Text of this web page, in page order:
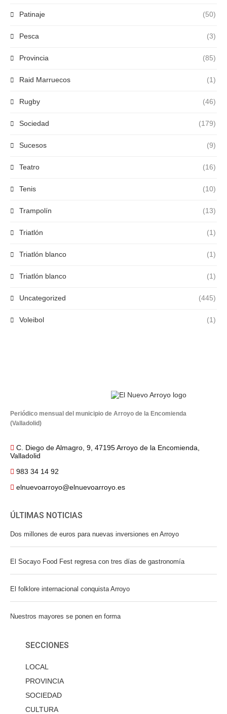
Patinaje (50)
Pesca (3)
Provincia (85)
Raid Marruecos (1)
Rugby (46)
Sociedad (179)
Sucesos (9)
Teatro (16)
Tenis (10)
Trampolín (13)
Triatlón (1)
Triatlón blanco (1)
Triatlón blanco (1)
Uncategorized (445)
Voleibol (1)
Periódico mensual del municipio de Arroyo de la Encomienda
(Valladolid)
C. Diego de Almagro, 9, 47195 Arroyo de la Encomienda,
Valladolid
983 34 14 92
elnuevoarroyo@elnuevoarroyo.es
ÚLTIMAS NOTICIAS
Dos millones de euros para nuevas inversiones en Arroyo
El Socayo Food Fest regresa con tres días de gastronomía
El folklore internacional conquista Arroyo
Nuestros mayores se ponen en forma
SECCIONES
LOCAL
PROVINCIA
SOCIEDAD
CULTURA